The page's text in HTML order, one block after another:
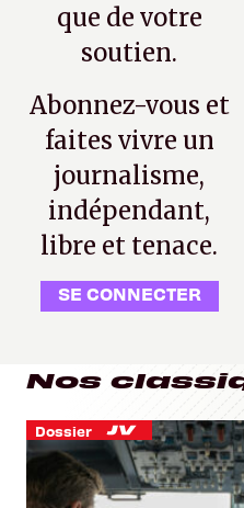
que de votre
soutien.
Abonnez-vous et
faites vivre un
journalisme,
indépendant,
libre et tenace.
SE CONNECTER
Nos
Dossier